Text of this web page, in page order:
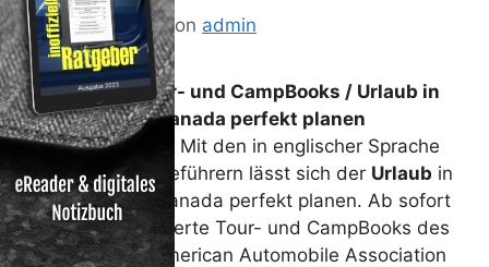
29. März 2013 von admin
Neue AAA-Tour- und CampBooks / Urlaub in
den USA und Kanada perfekt planen
München (ots) – Mit den in englischer Sprache
verfassten Reiseführern lässt sich der Urlaub in
den USA und Kanada perfekt planen. Ab sofort
sind 13 aktualisierte Tour- und CampBooks des
Partnerclubs American Automobile Association